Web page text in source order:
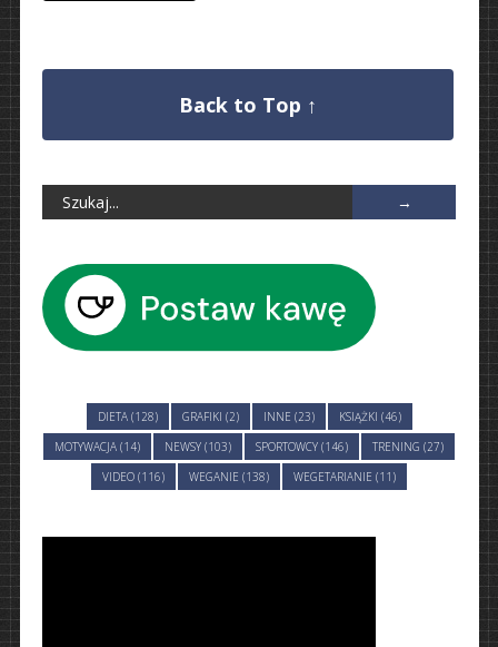
Back to Top ↑
DIETA (128) GRAFIKI (2) INNE (23)
KSIĄŻKI (46)
MOTYWACJA (14)
NEWSY (103) SPORTOWCY (146)
TRENING (27)
VIDEO (116)
WEGANIE (138) WEGETARIANIE (11)